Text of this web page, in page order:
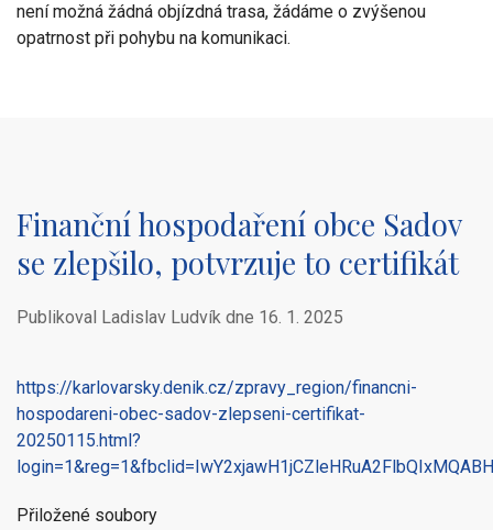
není možná žádná objízdná trasa, žádáme o zvýšenou
opatrnost při pohybu na komunikaci.
Finanční hospodaření obce Sadov
se zlepšilo, potvrzuje to certifikát
Publikoval Ladislav Ludvík dne 16. 1. 2025
https://karlovarsky.denik.cz/zpravy_region/financni-
hospodareni-obec-sadov-zlepseni-certifikat-
20250115.html?
Přiložené soubory